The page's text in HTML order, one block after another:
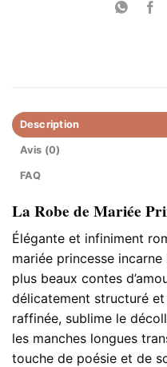
Description
Avis (0)
FAQ
La Robe de Mariée
Élégante et infiniment
mariée princesse
plus beaux contes
délicatement structuré
raffinée, sublime le
les manches longues
touche de poésie et de